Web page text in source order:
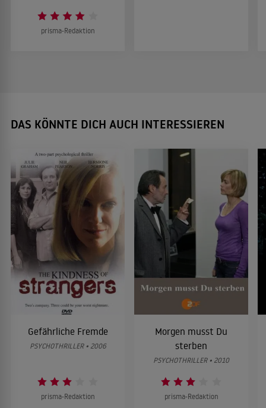
prisma-Redaktion
DAS KÖNNTE DICH AUCH INTERESSIEREN
Gefährliche Fremde
PSYCHOTHRILLER • 2006
prisma-Redaktion
Morgen musst Du
sterben
PSYCHOTHRILLER • 2010
prisma-Redaktion